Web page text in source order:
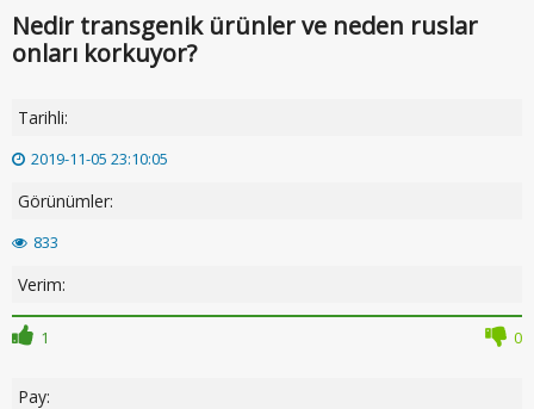
Nedir transgenik ürünler ve neden ruslar
onları korkuyor?
Tarihli:
2019-11-05 23:10:05
Görünümler:
833
Verim:
1 0
Pay: